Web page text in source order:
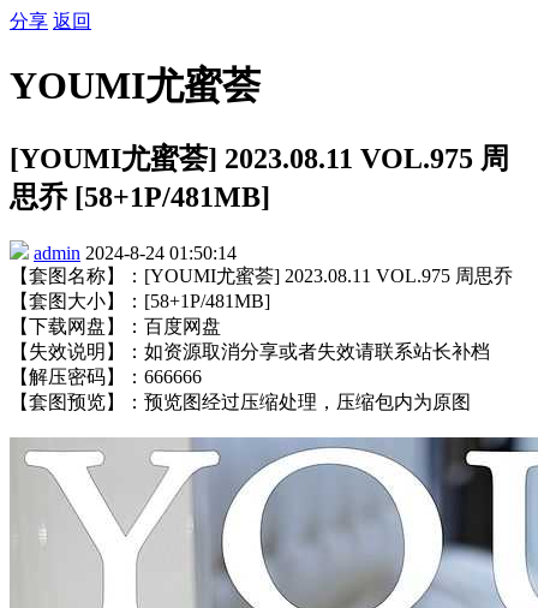
分享 返回
YOUMI尤蜜荟
[YOUMI尤蜜荟] 2023.08.11 VOL.975 周
思乔 [58+1P/481MB]
admin 2024-8-24 01:50:14
【套图名称】：[YOUMI尤蜜荟] 2023.08.11 VOL.975 周思乔
【套图大小】：[58+1P/481MB]
【下载网盘】：百度网盘
【失效说明】：如资源取消分享或者失效请联系站长补档
【解压密码】：666666
【套图预览】：预览图经过压缩处理，压缩包内为原图